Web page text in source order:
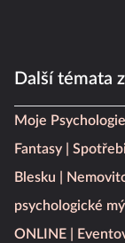
Další témata
Moje Psychologie
Fantasy
Blesku
psychologické
ONLINE